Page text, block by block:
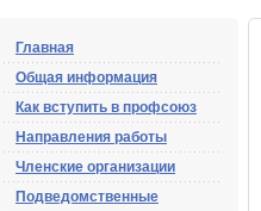
Главная
Общая информация
Как вступить в профсоюз
Направления работы
Членские организации
Подведомственные